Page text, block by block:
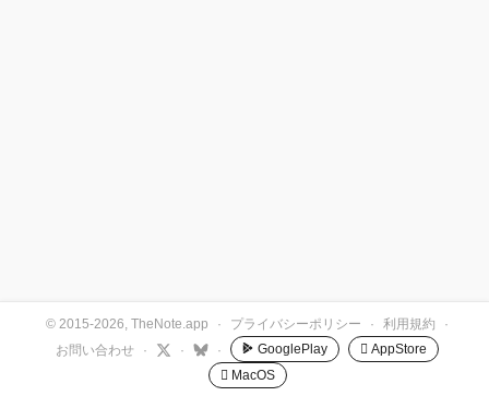
© 2015-2026, TheNote.app · プライバシーポリシー · 利用規約
·
お問い合わせ
· · · GooglePlay
 AppStore
 MacOS